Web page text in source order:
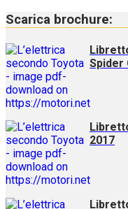
Scarica brochure:
Spider
2017